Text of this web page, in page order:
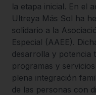
la etapa inicial. En el
Ultreya Más Sol ha
solidario a la
Especial (AAEE).
desarrolla y potencia
programas y
plena integración
de las personas con